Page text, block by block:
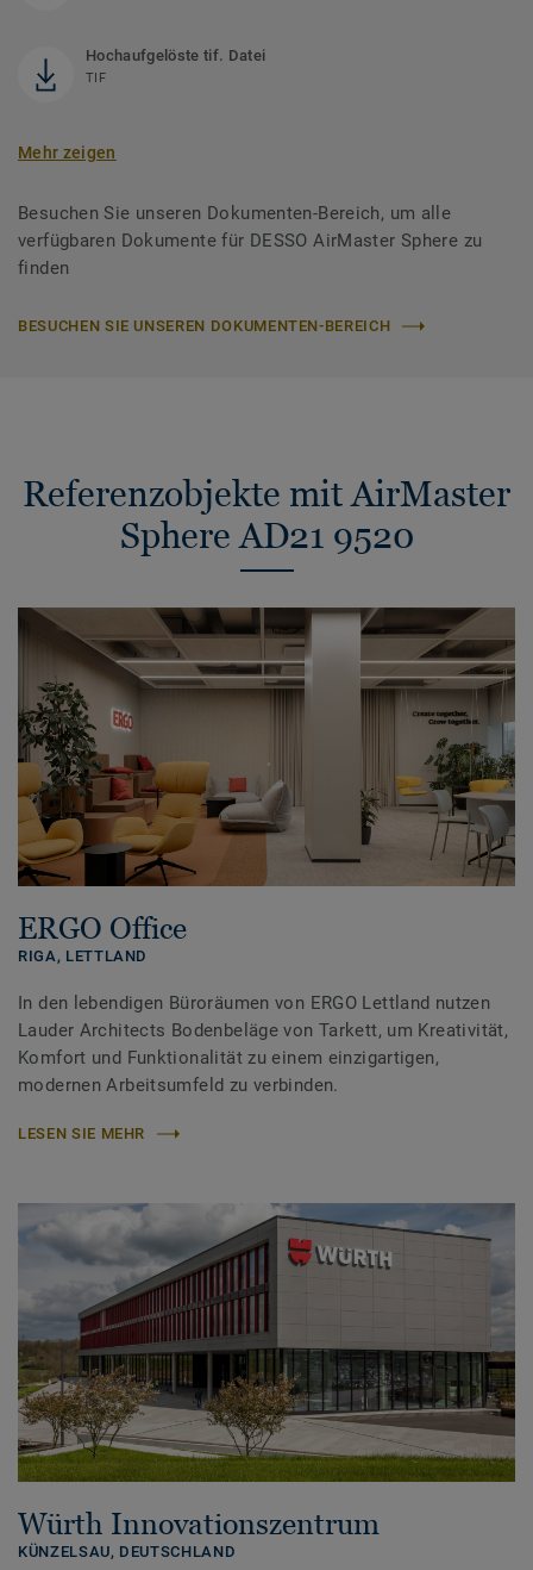
Hochaufgelöste tif. Datei
TIF
Mehr zeigen
Besuchen Sie unseren Dokumenten-Bereich, um alle
verfügbaren Dokumente für DESSO AirMaster Sphere zu
finden
BESUCHEN SIE UNSEREN DOKUMENTEN-BEREICH
Referenzobjekte mit AirMaster
Sphere AD21 9520
ERGO Office
RIGA, LETTLAND
In den lebendigen Büroräumen von ERGO Lettland nutzen
Lauder Architects Bodenbeläge von Tarkett, um Kreativität,
Komfort und Funktionalität zu einem einzigartigen,
modernen Arbeitsumfeld zu verbinden.
LESEN SIE MEHR
Würth Innovationszentrum
KÜNZELSAU, DEUTSCHLAND